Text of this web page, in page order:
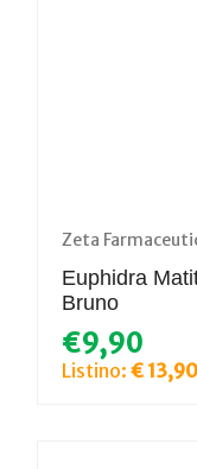
Zeta
Euphidra
Bruno
€9,90
Listino: € 13,90